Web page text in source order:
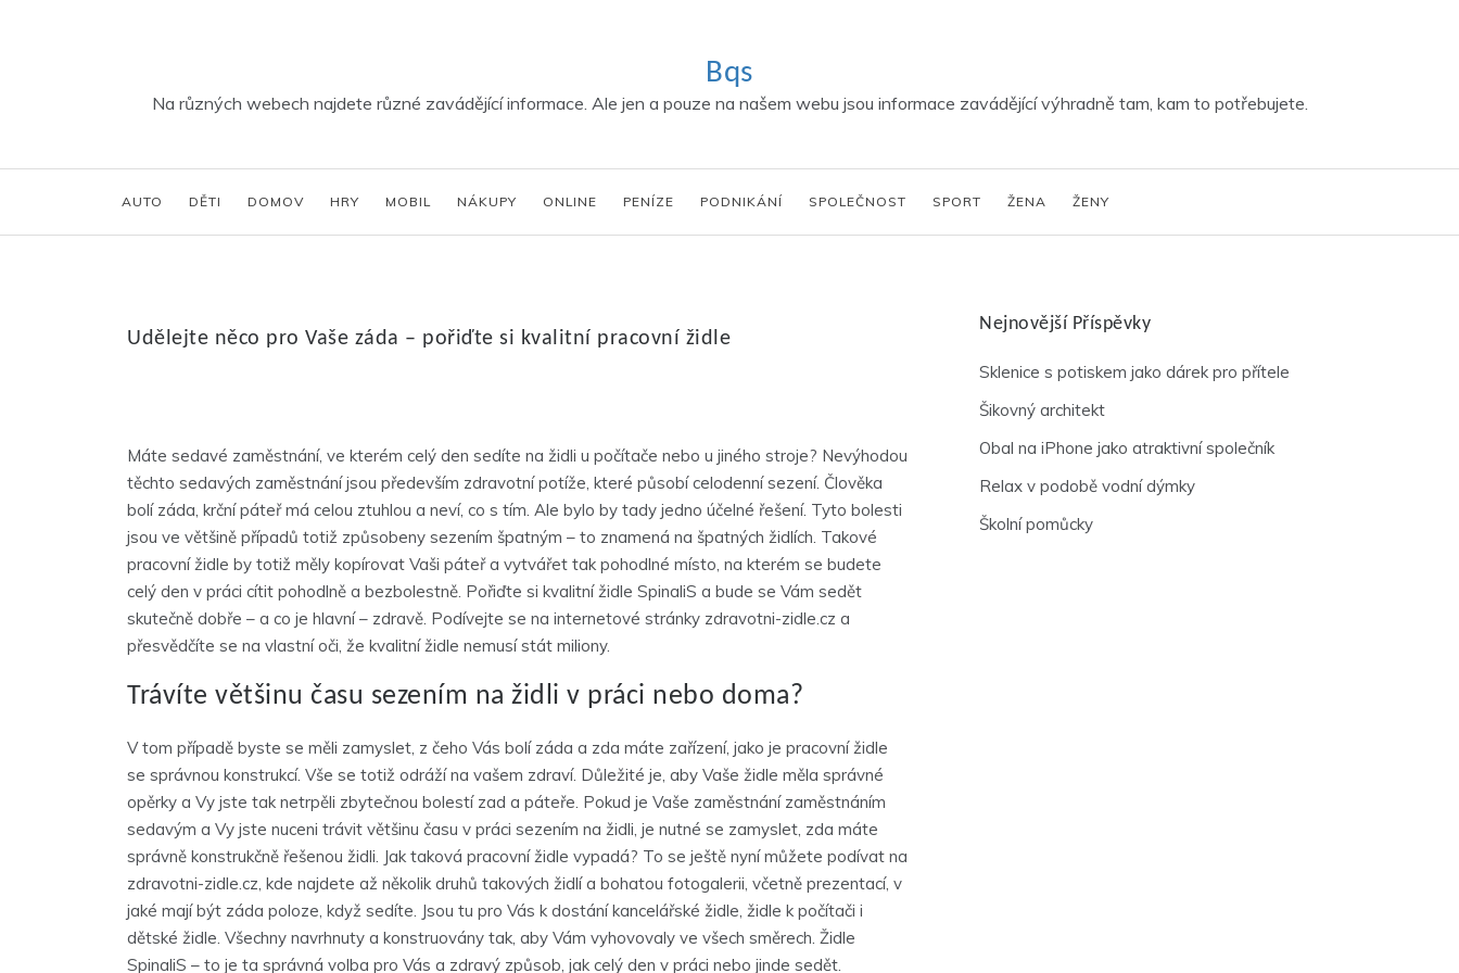
Bqs
Na různých webech najdete různé zavádějící informace. Ale jen a pouze na našem webu jsou informace zavádějící výhradně tam, kam to potřebujete.
AUTO DĚTI DOMOV HRY MOBIL NÁKUPY ONLINE PENÍZE PODNIKÁNÍ SPOLEČNOST SPORT ŽENA ŽENY
Udělejte něco pro Vaše záda – pořiďte si kvalitní pracovní židle
Máte sedavé zaměstnání, ve kterém celý den sedíte na židli u počítače nebo u jiného stroje? Nevýhodou
těchto sedavých zaměstnání jsou především zdravotní potíže, které působí celodenní sezení. Člověka
bolí záda, krční páteř má celou ztuhlou a neví, co s tím. Ale bylo by tady jedno účelné řešení. Tyto bolesti
jsou ve většině případů totiž způsobeny sezením špatným – to znamená na špatných židlích. Takové
pracovní židle by totiž měly kopírovat Vaši páteř a vytvářet tak pohodlné místo, na kterém se budete
celý den v práci cítit pohodlně a bezbolestně. Pořiďte si kvalitní židle SpinaliS a bude se Vám sedět
skutečně dobře – a co je hlavní – zdravě. Podívejte se na internetové stránky zdravotni-zidle.cz a
přesvědčíte se na vlastní oči, že kvalitní židle nemusí stát miliony.
Trávíte většinu času sezením na židli v práci nebo doma?
V tom případě byste se měli zamyslet, z čeho Vás bolí záda a zda máte zařízení, jako je pracovní židle
se správnou konstrukcí. Vše se totiž odráží na vašem zdraví. Důležité je, aby Vaše židle měla správné
opěrky a Vy jste tak netrpěli zbytečnou bolestí zad a páteře. Pokud je Vaše zaměstnání zaměstnáním
sedavým a Vy jste nuceni trávit většinu času v práci sezením na židli, je nutné se zamyslet, zda máte
správně konstrukčně řešenou židli. Jak taková pracovní židle vypadá? To se ještě nyní můžete podívat na
zdravotni-zidle.cz, kde najdete až několik druhů takových židlí a bohatou fotogalerii, včetně prezentací, v
jaké mají být záda poloze, když sedíte. Jsou tu pro Vás k dostání kancelářské židle, židle k počítači i
dětské židle. Všechny navrhnuty a konstruovány tak, aby Vám vyhovovaly ve všech směrech. Židle
SpinaliS – to je ta správná volba pro Vás a zdravý způsob, jak celý den v práci nebo jinde sedět.
Nejnovější Příspěvky
Sklenice s potiskem jako dárek pro přítele
Šikovný architekt
Obal na iPhone jako atraktivní společník
Relax v podobě vodní dýmky
Školní pomůcky